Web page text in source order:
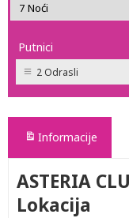
Putnici
2 Odrasli
Informacije
ASTERIA
Lokacija